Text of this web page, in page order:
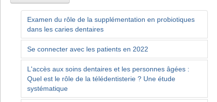
Examen du rôle de la supplémentation en probiotiques
dans les caries dentaires
Se connecter avec les patients en 2022
L'accès aux soins dentaires et les personnes âgées :
Quel est le rôle de la télédentisterie ? Une étude
systématique